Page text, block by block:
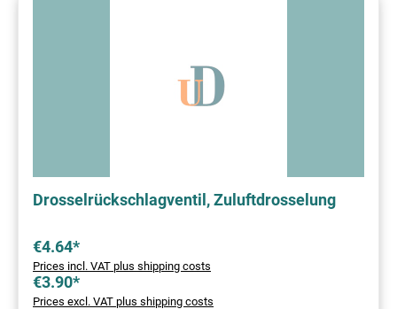
Drosselrückschlagventil, Zuluftdrosselung
€4.64*
Prices incl. VAT plus shipping costs
€3.90*
Prices excl. VAT plus shipping costs